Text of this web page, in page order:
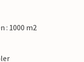
: 1000 m2